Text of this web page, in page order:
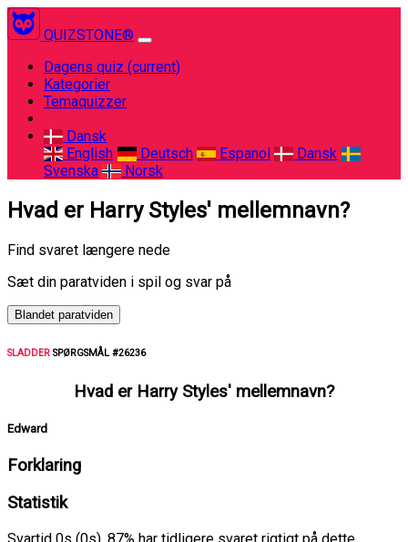
QUIZSTONE®
Dagens quiz (current)
Kategorier
Temaquizzer
Dansk
English
Deutsch Espanol
Dansk
Svenska
Norsk
Hvad er Harry Styles' mellemnavn?
Find svaret længere nede
Sæt din paratviden i spil og svar på
Blandet paratviden
SLADDER SPØRGSMÅL #26236
Hvad er Harry Styles' mellemnavn?
Edward
Forklaring
Statistik
Svartid 0s (0s). 87% har tidligere svaret rigtigt på dette